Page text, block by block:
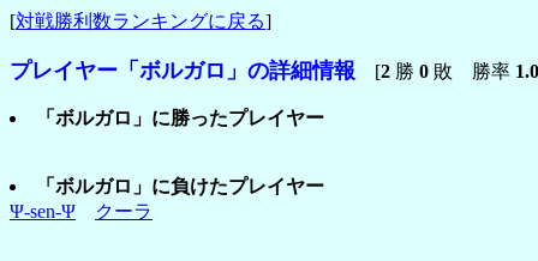
[対戦勝利数ランキングに戻る]
プレイヤー「ボルガロ」の詳細情報 [2 勝 0 敗 勝率
「ボルガロ」に勝ったプレイヤー
「ボルガロ」に負けたプレイヤー
Ψ-sen-Ψ
クーラ